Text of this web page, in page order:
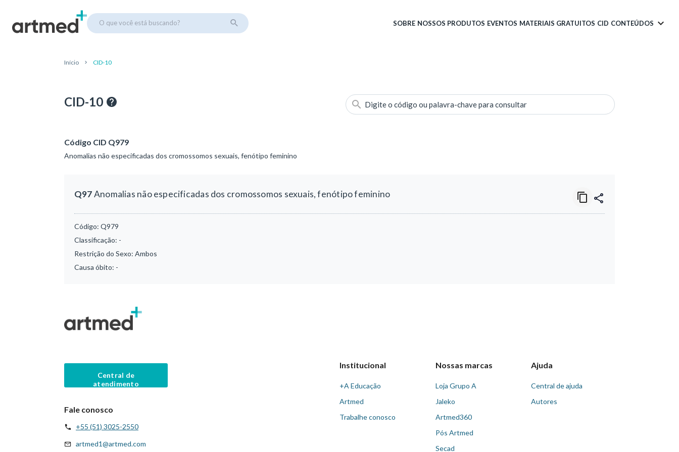
O que você está buscando? SOBRE NOSSOS PRODUTOS EVENTOS MATERIAIS GRATUITOS CID CONTEÚDOS
Início CID-10
CID-10 Digite o código ou palavra-chave para consultar
Código CID Q979
Anomalias não especificadas dos cromossomos sexuais, fenótipo feminino
Q97Anomalias não especificadas dos cromossomos sexuais, fenótipo feminino
Código: Q979
Classificação: -
Restrição do Sexo: Ambos
Causa óbito: -
Central de
atendimento
Fale conosco
+55 (51) 3025-2550
artmed1@artmed.com
Institucional
+A Educação
Artmed
Trabalhe conosco
Nossas marcas
Loja Grupo A
Jaleko
Artmed360
Pós Artmed
Secad
Ajuda
Central de ajuda
Autores